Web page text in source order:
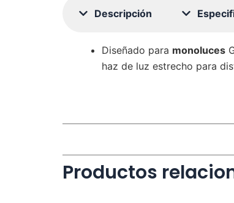
Descripción
Diseñado para monoluces
haz de luz estrecho para
Productos